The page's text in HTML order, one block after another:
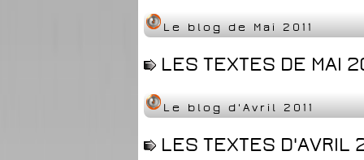
Le blog de Mai 2011
LES TEXTES DE
Le blog d'Avril 2011
LES TEXTES